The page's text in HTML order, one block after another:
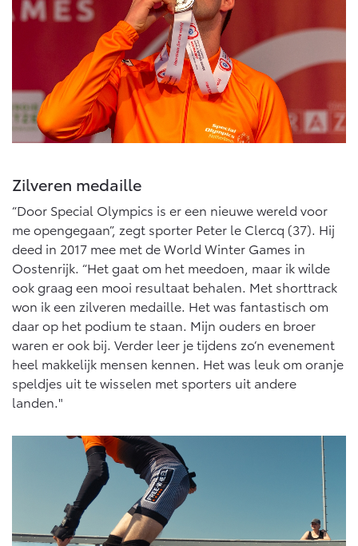
Zilveren medaille
“Door Special Olympics is er een nieuwe wereld voor
me opengegaan”, zegt sporter Peter le Clercq (37). Hij
deed in 2017 mee met de World Winter Games in
Oostenrijk. “Het gaat om het meedoen, maar ik wilde
ook graag een mooi resultaat behalen. Met shorttrack
won ik een zilveren medaille. Het was fantastisch om
daar op het podium te staan. Mijn ouders en broer
waren er ook bij. Verder leer je tijdens zo’n evenement
heel makkelijk mensen kennen. Het was leuk om oranje
speldjes uit te wisselen met sporters uit andere
landen."